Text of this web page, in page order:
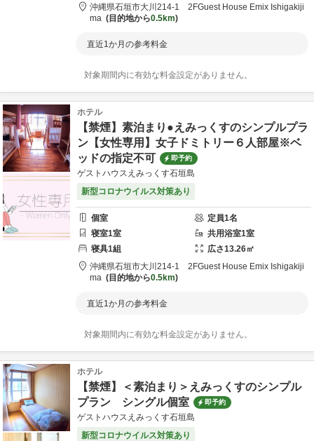
沖縄県石垣市大川214-1 2FGuest House Emix Ishigakiji
ma
目的地から0.5km
直近1か月の参考料金
対象期間内に有効な料金設定がありません。
ホテル
【禁煙】素泊まり●えみっくすのシンプルプラ
ン【女性専用】女子ドミトリー６人部屋※ベ
ッドの指定不可
即予約
ゲストハウスえみっくす石垣島
新型コロナウイルス対策あり
個室 定員1名
寝室1室 共用浴室1室
寝具1組 広さ13.26㎡
沖縄県石垣市大川214-1 2FGuest House Emix Ishigakiji
ma
目的地から0.5km
直近1か月の参考料金
対象期間内に有効な料金設定がありません。
ホテル
【禁煙】＜素泊まり＞えみっくすのシンプル
プラン シングル個室
即予約
ゲストハウスえみっくす石垣島
新型コロナウイルス対策あり